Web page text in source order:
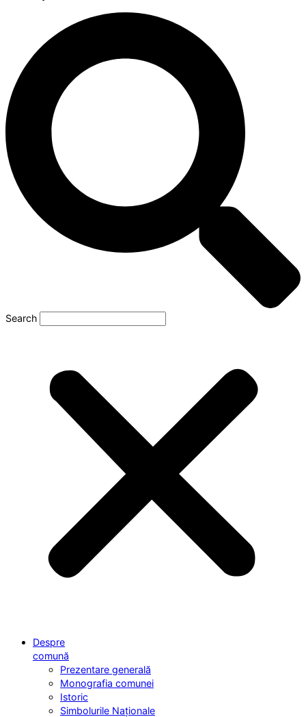
Search
Despre
comună
Prezentare generală
Monografia comunei
Istoric
Simbolurile Naționale